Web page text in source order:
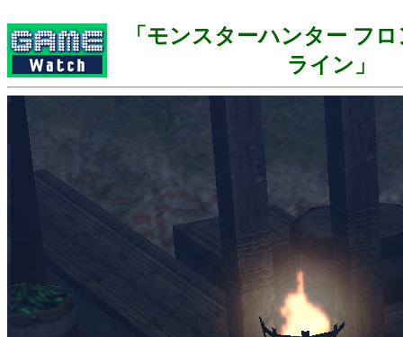
「モンスターハンター フ
ライン」